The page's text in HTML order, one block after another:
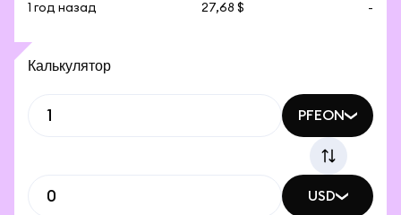
1 год назад 27,68 $ -
Калькулятор
PFEON
USD